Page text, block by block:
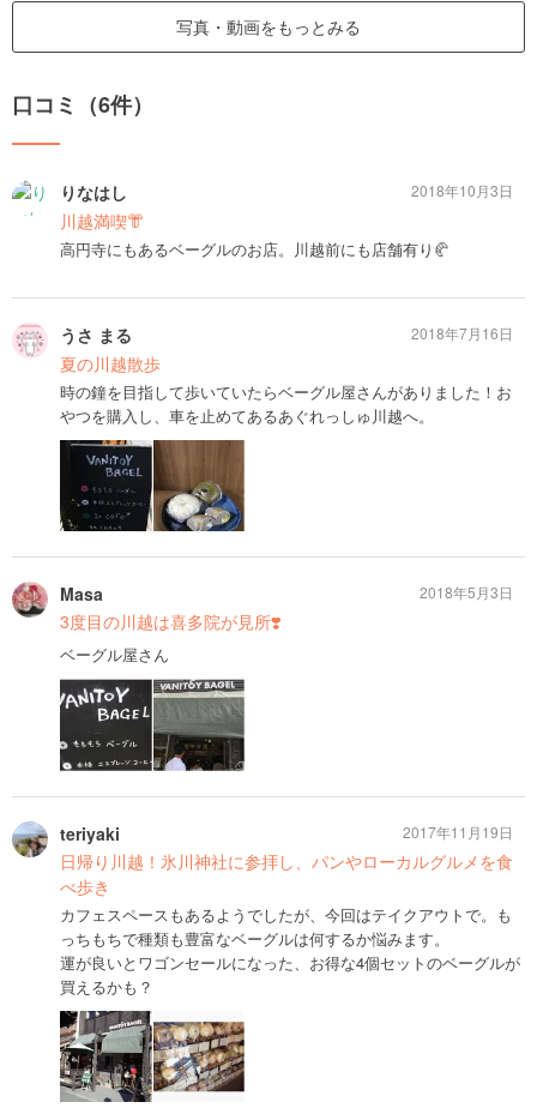
写真・動画をもっとみる
口コミ（6件）
りなはし
川越満喫👘
高円寺にもあるベーグルのお店。川越前にも店舗有り🥐
2018年10月3日
うさ まる
夏の川越散歩
時の鐘を目指して歩いていたらベーグル屋さんがありました！お
やつを購入し、車を止めてあるあぐれっしゅ川越へ。
2018年7月16日
Masa
3度目の川越は喜多院が見所❣️
ベーグル屋さん
2018年5月3日
teriyaki
日帰り川越！氷川神社に参拝し、パンやローカルグルメを食
べ歩き
カフェスペースもあるようでしたが、今回はテイクアウトで。も
っちもちで種類も豊富なベーグルは何するか悩みます。
運が良いとワゴンセールになった、お得な4個セットのベーグルが
買えるかも？
2017年11月19日